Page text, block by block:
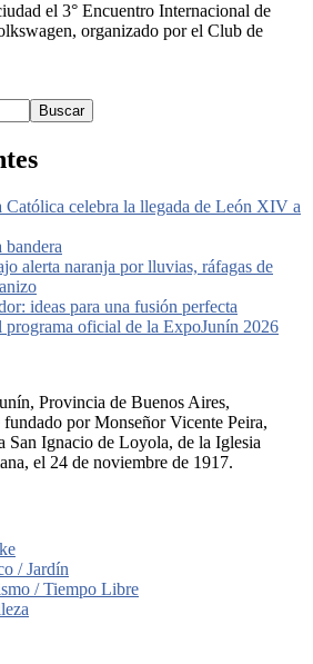
el 3° Encuentro Internacional de
organizado por el Club de
Buscar
Católica celebra la llegada de León XIV a
bandera
alerta naranja por lluvias, ráfagas de
ideas para una fusión perfecta
programa oficial de la ExpoJunín 2026
Provincia de Buenos Aires,
por Monseñor Vicente Peira,
San Ignacio de Loyola, de la Iglesia
el 24 de noviembre de 1917.
/ Jardín
/ Tiempo Libre